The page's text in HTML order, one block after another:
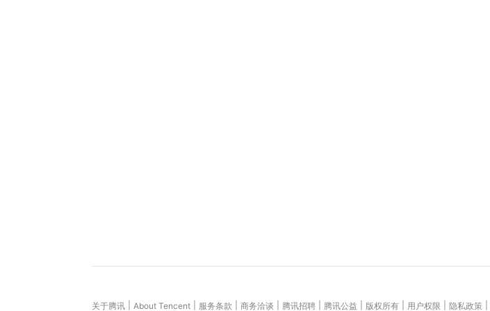
关于腾讯 About Tencent 服务条款 商务洽谈 腾讯招聘 腾讯公益 版权所有 用户权限 隐私政策